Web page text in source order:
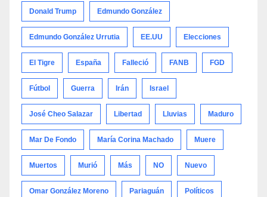
Donald Trump Edmundo González
Edmundo González Urrutia EE.UU Elecciones
El Tigre España Falleció FANB FGD
Fútbol Guerra Irán Israel
José Cheo Salazar Libertad Lluvias Maduro
Mar De Fondo María Corina Machado Muere
Muertos Murió Más NO Nuevo
Omar González Moreno Pariaguán Políticos